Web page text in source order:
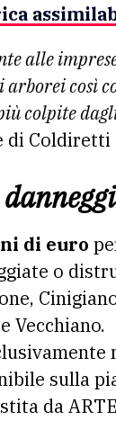
alle
così
colpite
di Coldiretti
di euro
o
Vecchiano.
sulla
da